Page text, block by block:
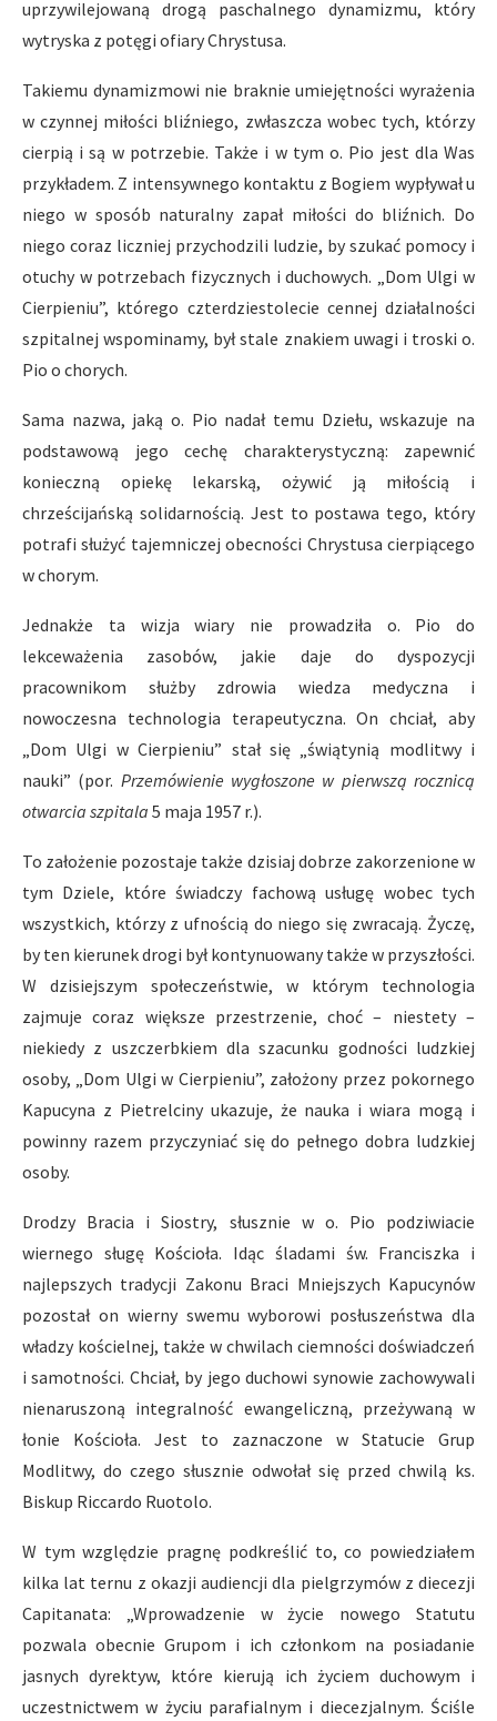
uprzywilejowaną drogą paschalnego dynamizmu, który
wytryska z potęgi ofiary Chrystusa.
Takiemu dynamizmowi nie braknie umiejętności wyrażenia
w czynnej miłości bliźniego, zwłaszcza wobec tych, którzy
cierpią i są w potrzebie. Także i w tym o. Pio jest dla Was
przykładem. Z intensywnego kontaktu z Bogiem wypływał u
niego w sposób naturalny zapał miłości do bliźnich. Do
niego coraz liczniej przychodzili ludzie, by szukać pomocy i
otuchy w potrzebach fizycznych i duchowych. „Dom Ulgi w
Cierpieniu”, którego czterdziestolecie cennej działalności
szpitalnej wspominamy, był stale znakiem uwagi i troski o.
Pio o chorych.
Sama nazwa, jaką o. Pio nadał temu Dziełu, wskazuje na
podstawową jego cechę charakterystyczną: zapewnić
konieczną opiekę lekarską, ożywić ją miłością i
chrześcijańską solidarnością. Jest to postawa tego, który
potrafi służyć tajemniczej obecności Chrystusa cierpiącego
w chorym.
Jednakże ta wizja wiary nie prowadziła o. Pio do
lekceważenia zasobów, jakie daje do dyspozycji
pracownikom służby zdrowia wiedza medyczna i
nowoczesna technologia terapeutyczna. On chciał, aby
„Dom Ulgi w Cierpieniu” stał się „świątynią modlitwy i
nauki” (por. Przemówienie wygłoszone w pierwszą rocznicą
otwarcia szpitala 5 maja 1957 r.).
To założenie pozostaje także dzisiaj dobrze zakorzenione w
tym Dziele, które świadczy fachową usługę wobec tych
wszystkich, którzy z ufnością do niego się zwracają. Życzę,
by ten kierunek drogi był kontynuowany także w przyszłości.
W dzisiejszym społeczeństwie, w którym technologia
zajmuje coraz większe przestrzenie, choć – niestety –
niekiedy z uszczerbkiem dla szacunku godności ludzkiej
osoby, „Dom Ulgi w Cierpieniu”, założony przez pokornego
Kapucyna z Pietrelciny ukazuje, że nauka i wiara mogą i
powinny razem przyczyniać się do pełnego dobra ludzkiej
osoby.
Drodzy Bracia i Siostry, słusznie w o. Pio podziwiacie
wiernego sługę Kościoła. Idąc śladami św. Franciszka i
najlepszych tradycji Zakonu Braci Mniejszych Kapucynów
pozostał on wierny swemu wyborowi posłuszeństwa dla
władzy kościelnej, także w chwilach ciemności doświadczeń
i samotności. Chciał, by jego duchowi synowie zachowywali
nienaruszoną integralność ewangeliczną, przeżywaną w
łonie Kościoła. Jest to zaznaczone w Statucie Grup
Modlitwy, do czego słusznie odwołał się przed chwilą ks.
Biskup Riccardo Ruotolo.
W tym względzie pragnę podkreślić to, co powiedziałem
kilka lat ternu z okazji audiencji dla pielgrzymów z diecezji
Capitanata: „Wprowadzenie w życie nowego Statutu
pozwala obecnie Grupom i ich członkom na posiadanie
jasnych dyrektyw, które kierują ich życiem duchowym i
uczestnictwem w życiu parafialnym i diecezjalnym. Ściśle